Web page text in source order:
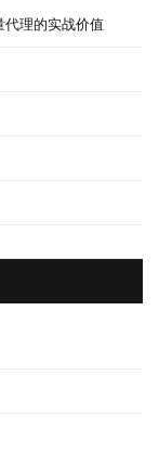
理的实战价值